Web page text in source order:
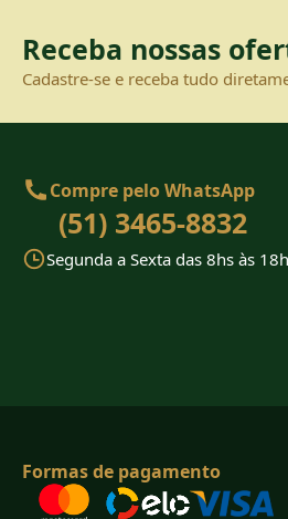
Receba nossas
Cadastre-se e receba tudo
Compre pelo WhatsApp
(51) 3465-8832
Segunda a Sexta das 8hs às
Formas de pagamento